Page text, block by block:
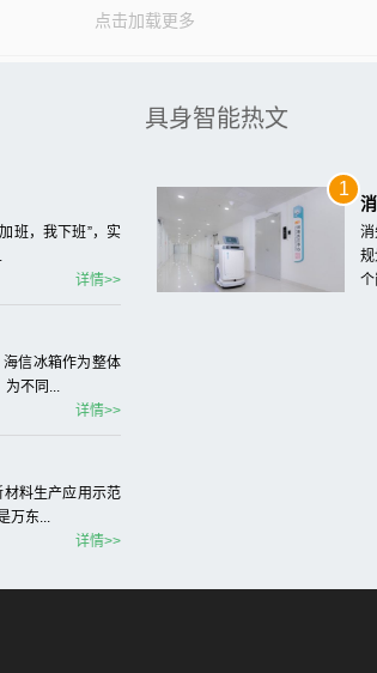
点击加载更多
班，我下班”，实
详情>>
信冰箱作为整体
为不同...
详情>>
料生产应用示范
万东...
详情>>
具身智能热文
1
个